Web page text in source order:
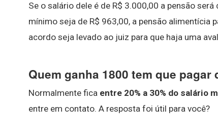
Se o salário dele é de R$ 3.000,00 a pensão será
mínimo seja de R$ 963,00, a pensão alimentícia
acordo seja levado ao juiz para que haja uma
Quem ganha 1800 tem que
Normalmente fica entre 20% a 30% do salário
entre em contato. A resposta foi útil para você?